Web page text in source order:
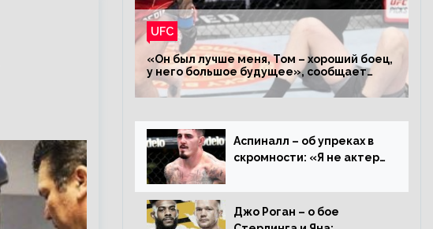
UFC
«Он был лучше меня, Том – хороший боец,
у него большое будущее», сообщает
Волков – о поражении Аспиналлу
Аспиналл – об упреках в
скромности: «Я не актер
говорить дерьмо»
Джо Роган – о бое